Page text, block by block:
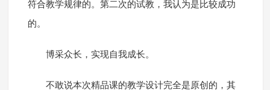
符合教学规律的。第二次的试教，我认为是比较成功
的。
博采众长，实现自我成长。
不敢说本次精品课的教学设计完全是原创的，其